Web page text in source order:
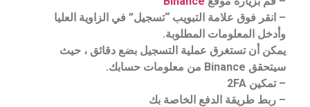
– انقر فوق علامة التبويب “تسجيل” في الزاوية العليا
وأدخل المعلومات المطلوبة.
يمكن أن تستغرق عملية التسجيل بضع دقائق ، حيث
سيتحقق Binance من معلومات حسابك.
– تمكين 2FA
– ربط طريقة الدفع الخاصة بك